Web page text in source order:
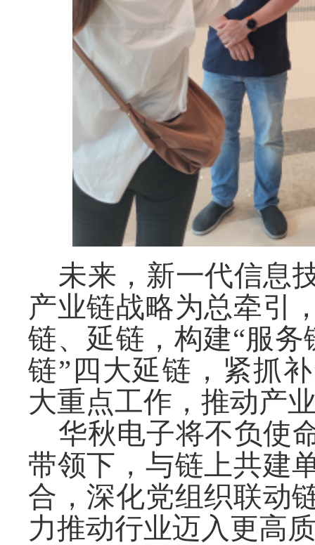
未来，新一代信息
产业链战略为总牵引
链、延链，构建“服务
链”四大延链，紧抓
大重点工作，推动产
华秋电子将不负使
带领下，与链上共建
合，深化党组织联动
力推动行业迈入更高